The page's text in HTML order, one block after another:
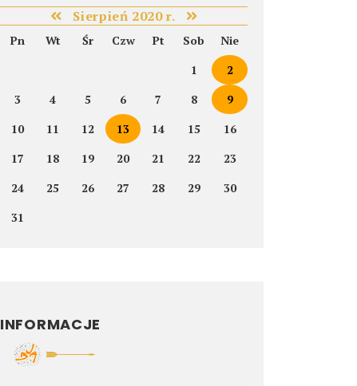
Sierpień 2020 r.
Pn Wt Śr Czw Pt Sob
Nie
1
2
3
4 5 6 7 8
9
10
11 12 13 14 15
16
17
18 19 20 21 22
23
24
25 26 27 28 29
30
31
INFORMACJE